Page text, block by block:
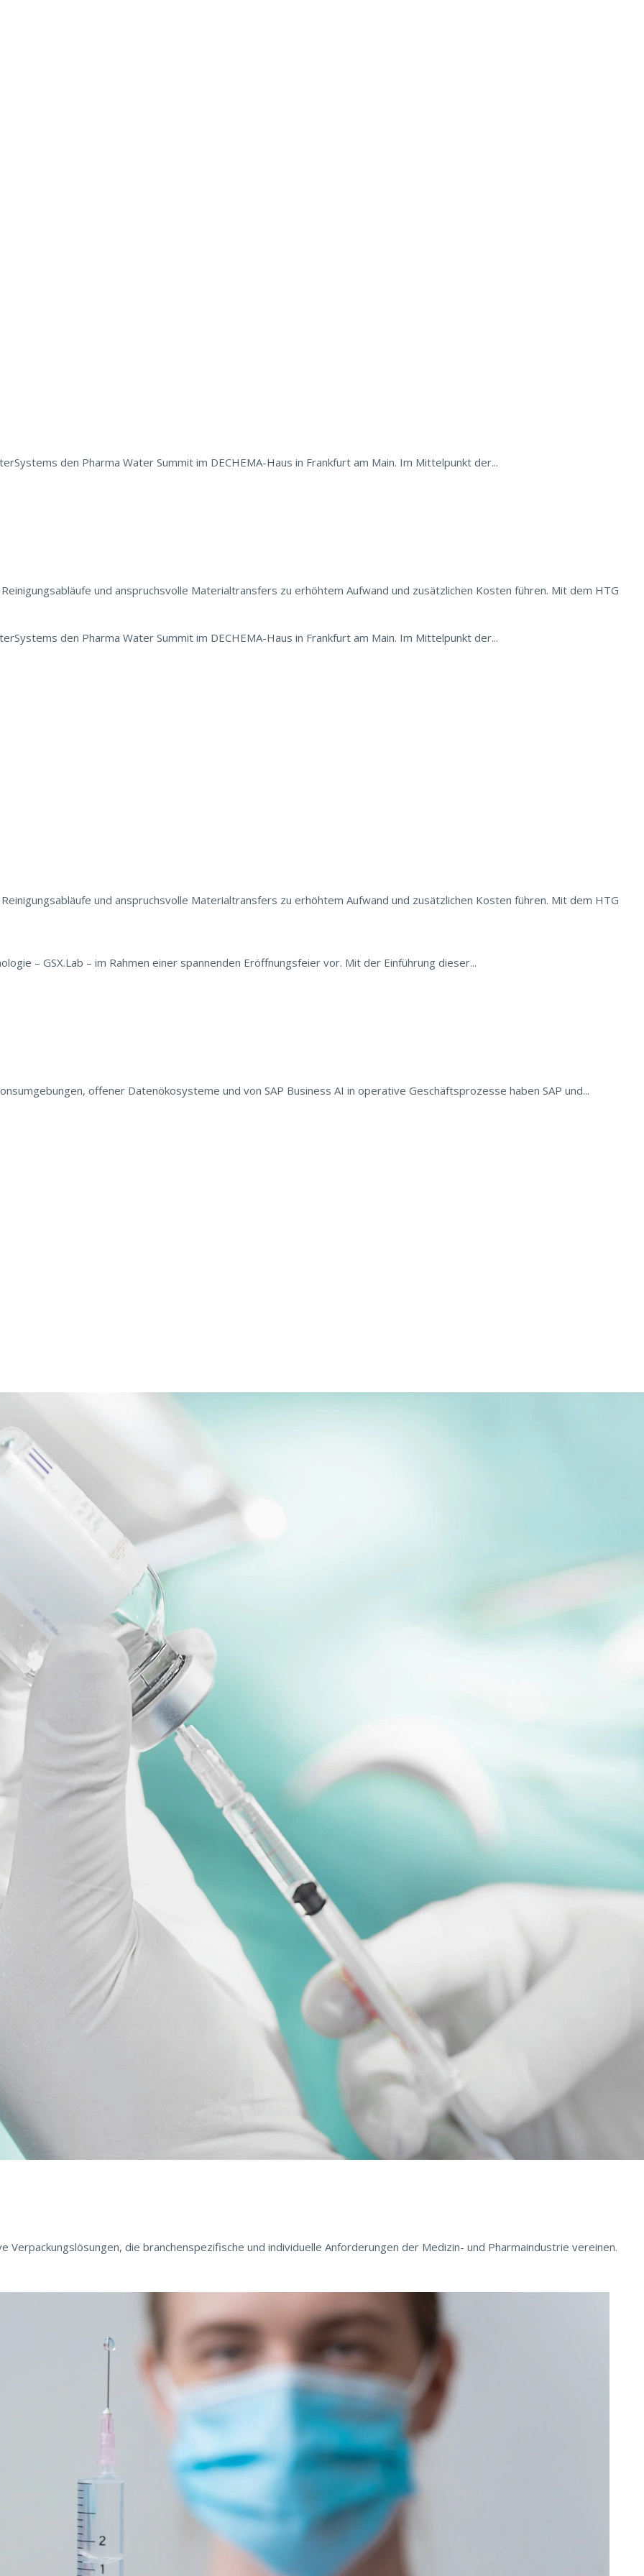
den Pharma Water Summit im DECHEMA-Haus in Frankfurt am Main. Im Mittelpunkt der...
und anspruchsvolle Materialtransfers zu erhöhtem Aufwand und zusätzlichen Kosten führen. Mit dem HTG
– GSX.Lab – im Rahmen einer spannenden Eröffnungsfeier vor. Mit der Einführung dieser...
offener Datenökosysteme und von SAP Business AI in operative Geschäftsprozesse haben SAP und...
den Pharma Water Summit im DECHEMA-Haus in Frankfurt am Main. Im Mittelpunkt der...
und anspruchsvolle Materialtransfers zu erhöhtem Aufwand und zusätzlichen Kosten führen. Mit dem HTG
– GSX.Lab – im Rahmen einer spannenden Eröffnungsfeier vor. Mit der Einführung dieser...
offener Datenökosysteme und von SAP Business AI in operative Geschäftsprozesse haben SAP und...
die branchenspezifische und individuelle Anforderungen der Medizin- und Pharmaindustrie vereinen.